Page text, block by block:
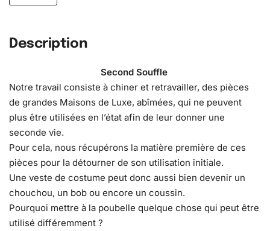
Description
Second Souffle
Notre travail consiste à chiner et retravailler, des pièces
de grandes Maisons de Luxe, abîmées, qui ne peuvent
plus être utilisées en l’état afin de leur donner une
seconde vie.
Pour cela, nous récupérons la matière première de ces
pièces pour la détourner de son utilisation initiale.
Une veste de costume peut donc aussi bien devenir un
chouchou, un bob ou encore un coussin.
Pourquoi mettre à la poubelle quelque chose qui peut être
utilisé différemment ?